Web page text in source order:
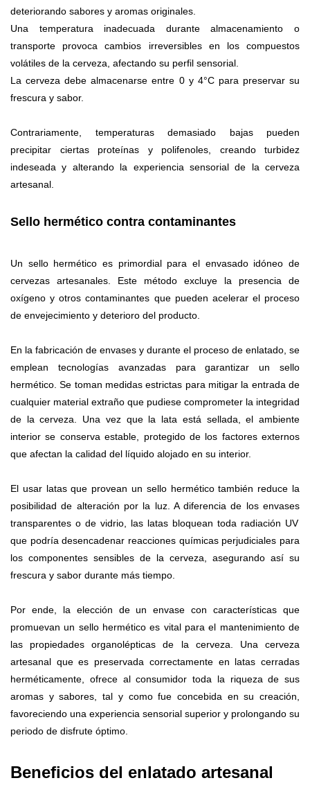
deteriorando sabores y aromas originales.
Una temperatura inadecuada durante almacenamiento o
transporte provoca cambios irreversibles en los compuestos
volátiles de la cerveza, afectando su perfil sensorial.
La cerveza debe almacenarse entre 0 y 4°C para preservar su
frescura y sabor.
Contrariamente, temperaturas demasiado bajas pueden
precipitar ciertas proteínas y polifenoles, creando turbidez
indeseada y alterando la experiencia sensorial de la cerveza
artesanal.
Sello hermético contra contaminantes
Un sello hermético es primordial para el envasado idóneo de
cervezas artesanales. Este método excluye la presencia de
oxígeno y otros contaminantes que pueden acelerar el proceso
de envejecimiento y deterioro del producto.
En la fabricación de envases y durante el proceso de enlatado, se
emplean tecnologías avanzadas para garantizar un sello
hermético. Se toman medidas estrictas para mitigar la entrada de
cualquier material extraño que pudiese comprometer la integridad
de la cerveza. Una vez que la lata está sellada, el ambiente
interior se conserva estable, protegido de los factores externos
que afectan la calidad del líquido alojado en su interior.
El usar latas que provean un sello hermético también reduce la
posibilidad de alteración por la luz. A diferencia de los envases
transparentes o de vidrio, las latas bloquean toda radiación UV
que podría desencadenar reacciones químicas perjudiciales para
los componentes sensibles de la cerveza, asegurando así su
frescura y sabor durante más tiempo.
Por ende, la elección de un envase con características que
promuevan un sello hermético es vital para el mantenimiento de
las propiedades organolépticas de la cerveza. Una cerveza
artesanal que es preservada correctamente en latas cerradas
herméticamente, ofrece al consumidor toda la riqueza de sus
aromas y sabores, tal y como fue concebida en su creación,
favoreciendo una experiencia sensorial superior y prolongando su
periodo de disfrute óptimo.
Beneficios del enlatado artesanal